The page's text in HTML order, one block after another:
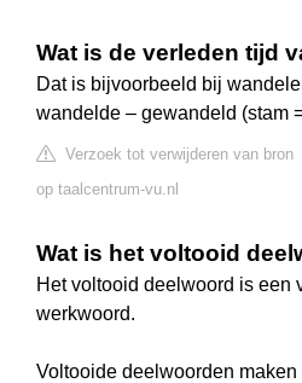
Wat is de verleden tijd
Dat is bijvoorbeeld bij
wandelde – gewandeld (stam
Verzoek tot verwijderen van bron
op taalcentrum-vu.nl
Wat is het voltooid
Het voltooid deelwoord is een
werkwoord.
Voltooide deelwoorden maken